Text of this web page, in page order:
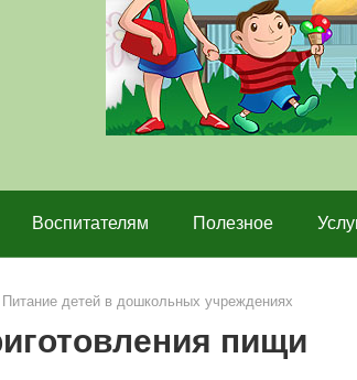
Воспитателям Полезное
Питание детей в дошкольных учреждениях
пищи